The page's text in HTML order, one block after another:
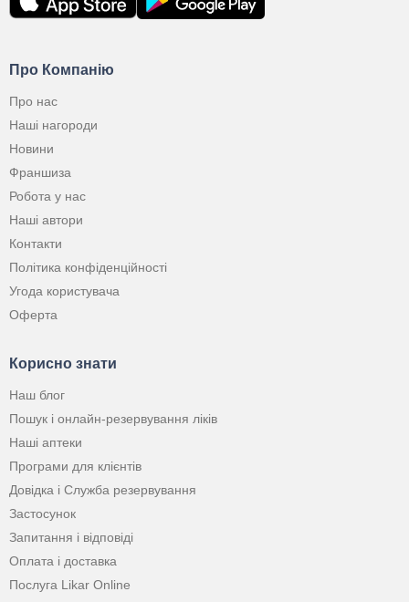
Про Компанію
Про нас
Наші нагороди
Новини
Франшиза
Робота у нас
Наші автори
Контакти
Політика конфіденційності
Угода користувача
Оферта
Корисно знати
Наш блог
Пошук і онлайн-резервування ліків
Наші аптеки
Програми для клієнтів
Довідка і Служба резервування
Застосунок
Запитання і відповіді
Оплата і доставка
Послуга Likar Online